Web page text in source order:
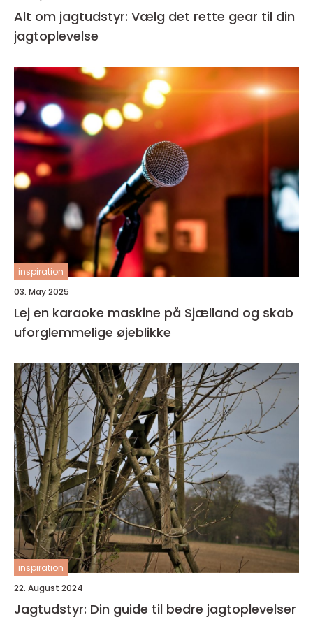
Alt om jagtudstyr: Vælg det rette gear til din
jagtoplevelse
inspiration
03. May 2025
Lej en karaoke maskine på Sjælland og skab
uforglemmelige øjeblikke
inspiration
22. August 2024
Jagtudstyr: Din guide til bedre jagtoplevelser